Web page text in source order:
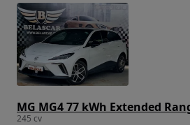
MG MG4 77 kWh Extended
245 cv